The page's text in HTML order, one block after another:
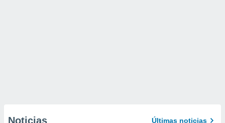
Noticias Últimas noticias